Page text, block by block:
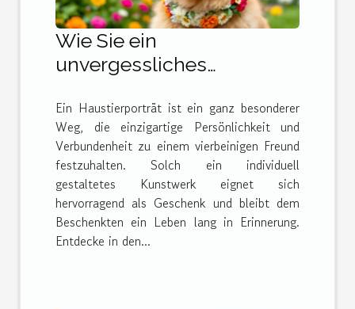
Wie Sie ein
unvergessliches
perfektes Geschenk
gestalten
Ein Haustierporträt ist ein ganz besonderer
Weg, die einzigartige Persönlichkeit und
Verbundenheit zu einem vierbeinigen Freund
festzuhalten. Solch ein individuell
gestaltetes Kunstwerk eignet sich
hervorragend als Geschenk und bleibt dem
Beschenkten ein Leben lang in Erinnerung.
Entdecke in den...